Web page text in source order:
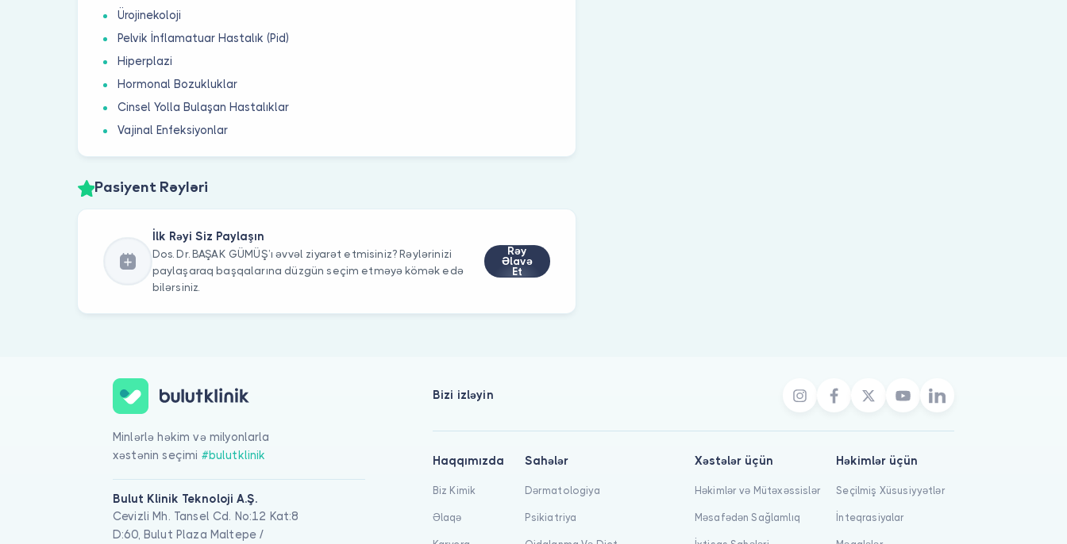
Ürojinekoloji
Pelvik İnflamatuar Hastalık (Pid)
Hiperplazi
Hormonal Bozukluklar
Cinsel Yolla Bulaşan Hastalıklar
Vajinal Enfeksiyonlar
Pasiyent Rəyləri
İlk Rəyi Siz Paylaşın
Dos. Dr. BAŞAK GÜMÜŞ’ı əvvəl ziyarət etmisiniz? Rəylərinizi
paylaşaraq başqalarına düzgün seçim etməyə kömək edə
bilərsiniz.
Rəy
Əlavə
Et
Minlərlə həkim və milyonlarla
xəstənin seçimi #bulutklinik
Bulut Klinik Teknoloji A.Ş.
Cevizli Mh. Tansel Cd. No:12 Kat:8
D:60, Bulut Plaza Maltepe /
Bizi izləyin
Haqqımızda
Biz Kimik
Əlaqə
Sahələr
Dərmatologiya
Psikiatriya
Xəstələr üçün
Həkimlər və Mütəxəssislər
Məsafədən Sağlamlıq
Həkimlər üçün
Seçilmiş Xüsusiyyətlər
İnteqrasiyalar